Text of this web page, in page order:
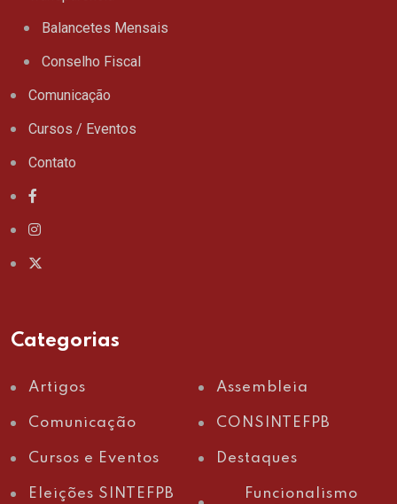
Balancetes Mensais
Conselho Fiscal
Comunicação
Cursos / Eventos
Contato
Categorias
Artigos Assembleia
Comunicação CONSINTEFPB
Cursos e Eventos Destaques
Eleições SINTEFPB
Funcionalismo